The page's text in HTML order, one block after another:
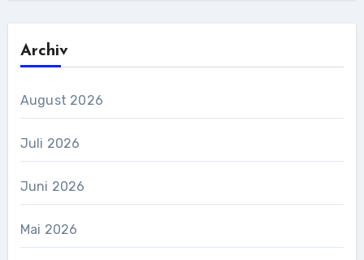
Archiv
August 2026
Juli 2026
Juni 2026
Mai 2026